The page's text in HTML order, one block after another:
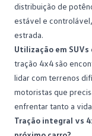
distribuição de
estável e
estrada.
Utilização em
tração 4x4 são
lidar com terrenos
motoristas que
enfrentar tanto a
Tração integral vs